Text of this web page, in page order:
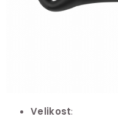
Velikost: